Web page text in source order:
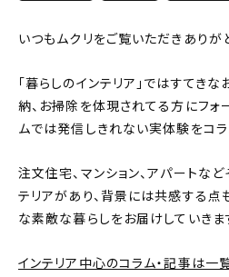
新着記事
おすすめの記事
いつもムクリをご覧いただきありが
「暮らしのインテリア」ではすてきな
納、お掃除を体現されてる方にフォ
ムでは発信しきれない実体験をコラ
注文住宅、マンション、アパートな
テリアがあり、背景には共感する点
な素敵な暮らしをお届けしていきま
インテリア中心のコラム・記事は一